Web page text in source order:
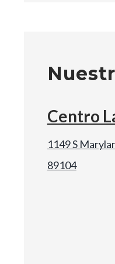
Centro
1149 S
89104